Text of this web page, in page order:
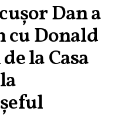
Dan a
cu Donald
la Casa